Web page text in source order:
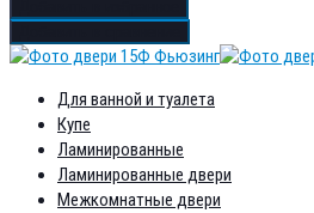
Для ванной и туалета
Купе
Ламинированные
Ламинированные двери
Межкомнатные двери